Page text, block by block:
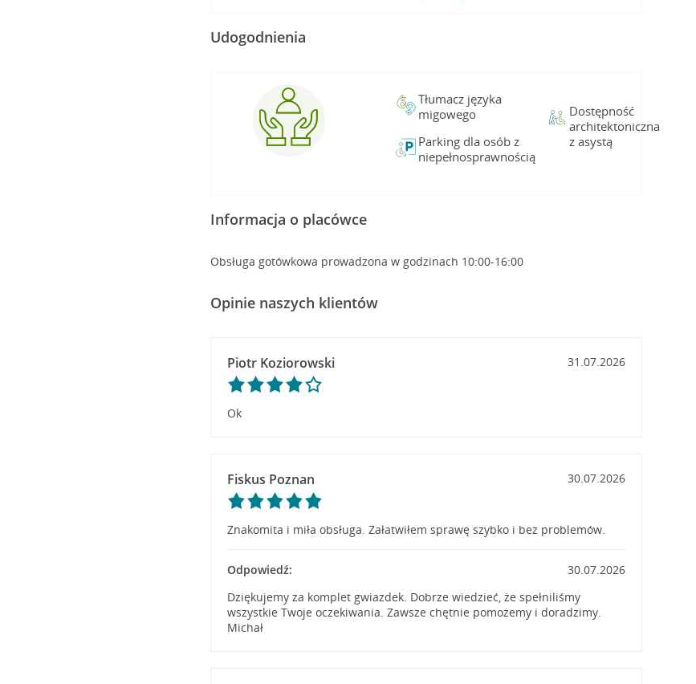
Udogodnienia
Tłumacz języka
migowego
Parking dla osób z
niepełnosprawnością
Dostępność
architektoniczna
z asystą
Informacja o placówce
Obsługa gotówkowa prowadzona w godzinach 10:00-16:00
Opinie naszych klientów
Piotr Koziorowski 31.07.2026
Ok
Fiskus Poznan 30.07.2026
Znakomita i miła obsługa. Załatwiłem sprawę szybko i bez problemów.
Odpowiedź:
30.07.2026
Dziękujemy za komplet gwiazdek. Dobrze wiedzieć, że spełniliśmy
wszystkie Twoje oczekiwania. Zawsze chętnie pomożemy i doradzimy.
Michał